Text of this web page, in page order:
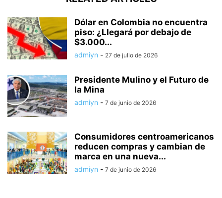
Dólar en Colombia no encuentra
piso: ¿Llegará por debajo de
$3.000...
admiyn - 27 de julio de 2026
Presidente Mulino y el Futuro de
la Mina
admiyn - 7 de junio de 2026
Consumidores centroamericanos
reducen compras y cambian de
marca en una nueva...
admiyn - 7 de junio de 2026